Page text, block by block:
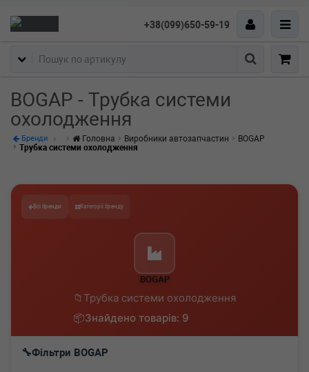
+38(099)650-59-19
Пошук
BOGAP - Трубка системи
охолодження
Бренди Головна Виробники автозапчастин
BOGAP
Трубка системи охолодження
Всі бренди Категорії бренду
BOGAP
Трубка системи охолодження
Знайдено товарів: 9
Фільтри BOGAP